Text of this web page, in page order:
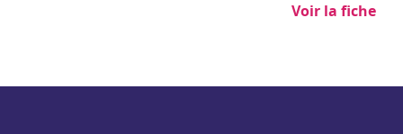
Voir la fiche